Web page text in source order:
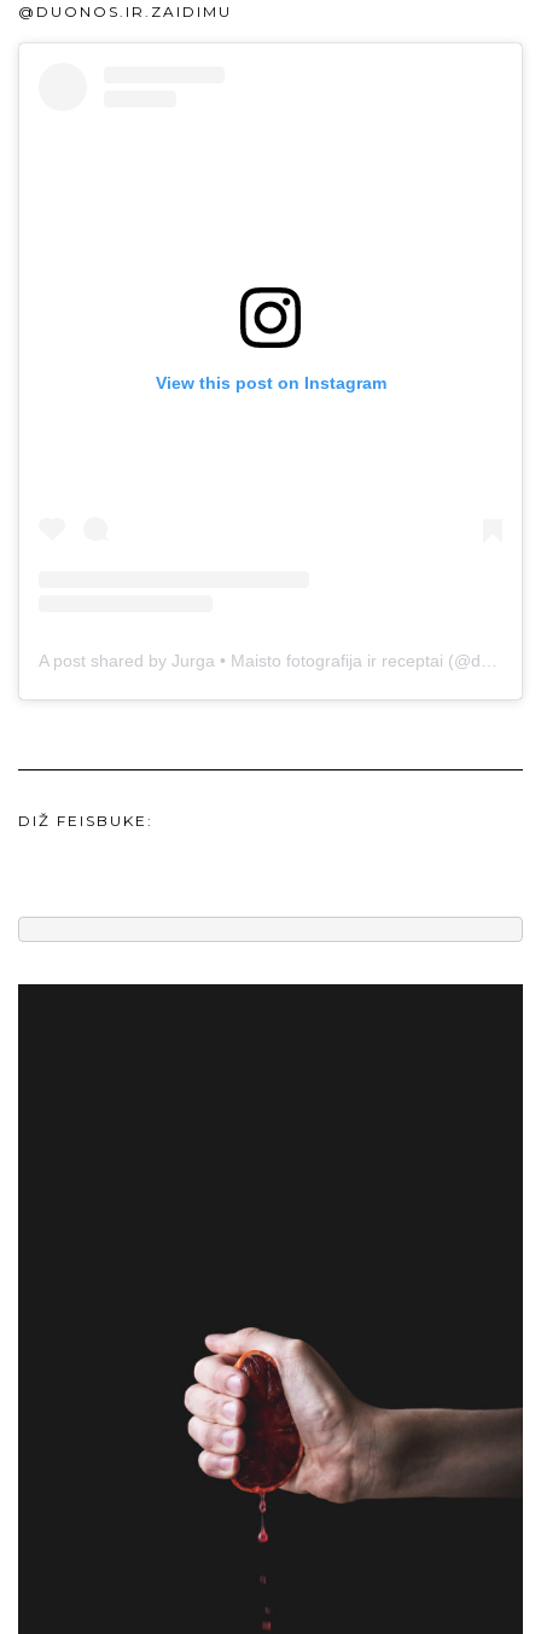
@DUONOS.IR.ZAIDIMU
View this post on Instagram
A post shared by Jurga • Maisto fotografija ir receptai (@duonos.ir.zaidimu)
DIŽ FEISBUKE: